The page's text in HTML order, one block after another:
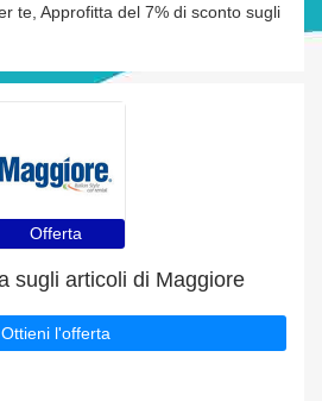
te, Approfitta del 7% di sconto sugli
Offerta
sugli articoli di Maggiore
Ottieni l'offerta